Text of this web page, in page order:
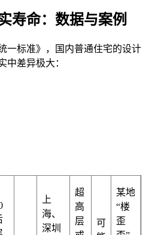
寿命：数据与案例
一标准》，国内普通住宅的设计
中差异极大：
上
海、
深圳
超
高
层
可
某地
“楼
歪